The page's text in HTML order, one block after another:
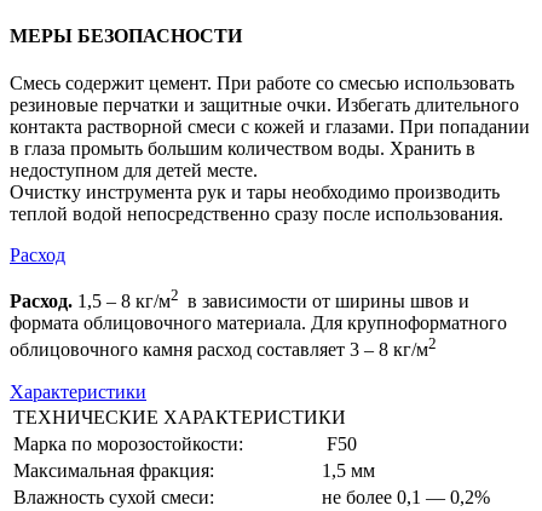
МЕРЫ БЕЗОПАСНОСТИ
Смесь содержит цемент. При работе со смесью использовать
резиновые перчатки и защитные очки. Избегать длительного
контакта растворной смеси с кожей и глазами. При попадании
в глаза промыть большим количеством воды. Хранить в
недоступном для детей месте.
Очистку инструмента рук и тары необходимо производить
теплой водой непосредственно сразу после использования.
Расход
Расход. 1,5 – 8 кг/м2 в зависимости от ширины швов и
формата облицовочного материала. Для крупноформатного
облицовочного камня расход составляет 3 – 8 кг/м2
Характеристики
ТЕХНИЧЕСКИЕ ХАРАКТЕРИСТИКИ
Марка по морозостойкости:
F50
Максимальная фракция:
1,5 мм
Влажность сухой смеси:
не более 0,1 — 0,2%